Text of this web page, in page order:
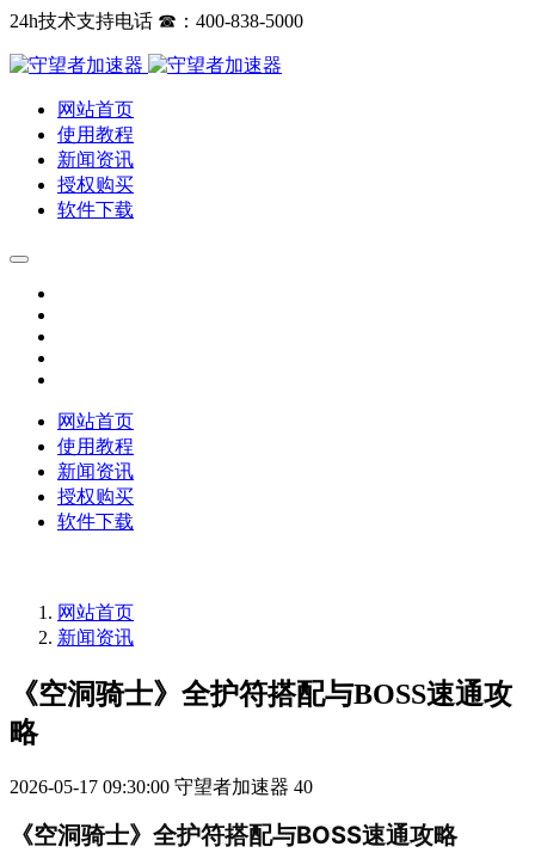
24h技术支持电话 ☎：400-838-5000
网站首页
使用教程
新闻资讯
授权购买
软件下载
网站首页
使用教程
新闻资讯
授权购买
软件下载
网站首页
新闻资讯
《空洞骑士》全护符搭配与BOSS速通攻
略
2026-05-17 09:30:00 守望者加速器 40
《空洞骑士》全护符搭配与BOSS速通攻略